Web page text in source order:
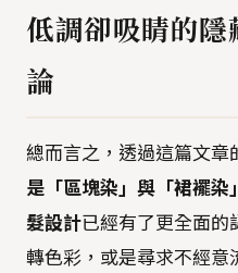
低調卻吸睛的
論
總而言之，透過這篇文章
是「區塊染」與「裙襬染
髮設計已經有了更全面的
轉色彩，或是尋求不經意